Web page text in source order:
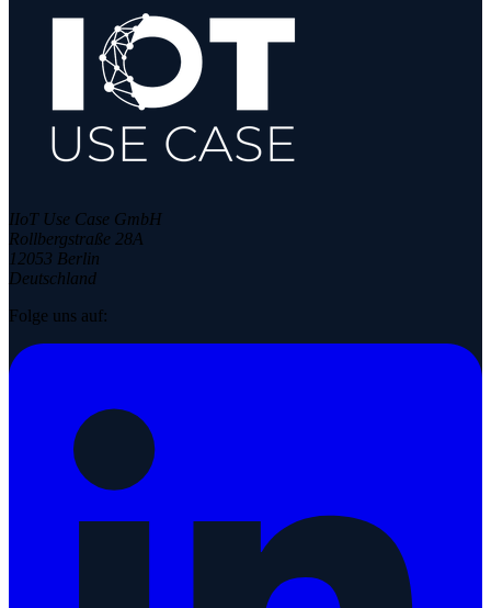
IIoT Use Case GmbH
Rollbergstraße 28A
12053 Berlin
Deutschland
Folge uns auf: